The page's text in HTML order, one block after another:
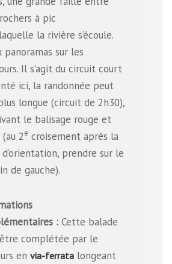
à pic
la rivière s’écoule.
panoramas sur les
Il s’agit du circuit court
ici, la randonnée peut
longue (circuit de 2h30),
le balisage rouge et
2e croisement après la
prendre sur le
de gauche).
: Cette balade
complétée par le
en via-ferrata longeant